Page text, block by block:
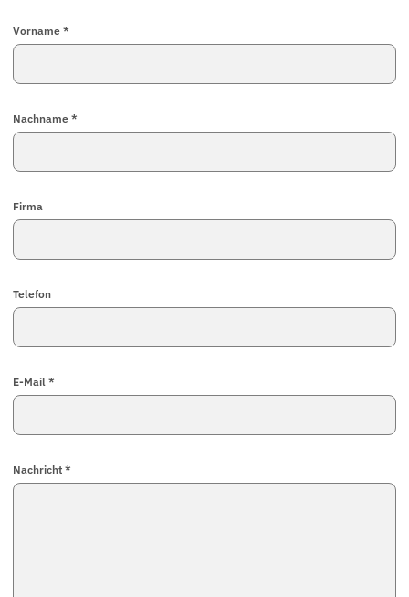
Vorname *
Nachname *
Firma
Telefon
E-Mail *
Nachricht *